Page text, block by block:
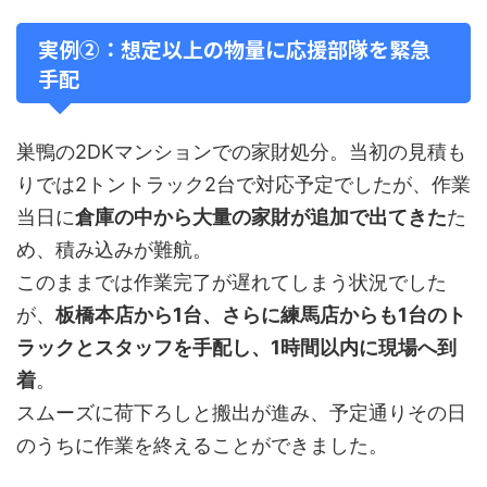
実例②：想定以上の物量に応援部隊を緊急
手配
巣鴨の2DKマンションでの家財処分。当初の見積も
りでは2トントラック2台で対応予定でしたが、作業
当日に倉庫の中から大量の家財が追加で出てきたた
め、積み込みが難航。
このままでは作業完了が遅れてしまう状況でした
が、板橋本店から1台、さらに練馬店からも1台のト
ラックとスタッフを手配し、1時間以内に現場へ到
着。
スムーズに荷下ろしと搬出が進み、予定通りその日
のうちに作業を終えることができました。